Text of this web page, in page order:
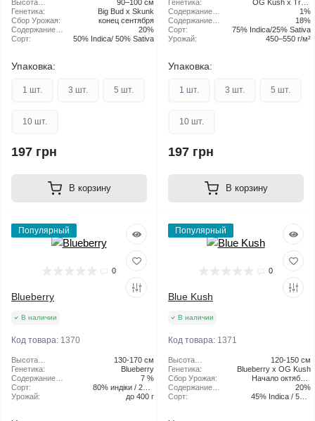
Высота
растения:
90–100 см
Генетика:
Big Bud x Skunk
Сбор Урожая:
конец сентября
Содержание
ТГК:
20%
Сорт:
50% Indica/ 50% Sativa
Упаковка:
1 шт. 3 шт. 5 шт.
10 шт.
197 грн
В корзину
Генетика:
OG Kush x Train
Wreck
Содержание
CBD:
1%
Содержание
ТГК:
18%
Сорт:
75% Indica/25% Sativa
Урожай:
450–550 г/м²
Упаковка:
1 шт. 3 шт. 5 шт.
10 шт.
197 грн
В корзину
Популярный
0
Blueberry
В наличии
Код товара: 1370
Высота
растения:
130-170 см
Генетика:
Blueberry
Содержание
ТГК:
7 %
Сорт:
80% индіки / 20%
сатива
Урожай: до 400 г
Популярный
0
Blue Kush
В наличии
Код товара: 1371
Высота
растения:
120-150 см
Генетика:
Blueberry x OG Kush
Сбор Урожая:
Начало октября/
середина октября
Содержание
ТГК:
20%
Сорт:
45% Indica / 55%